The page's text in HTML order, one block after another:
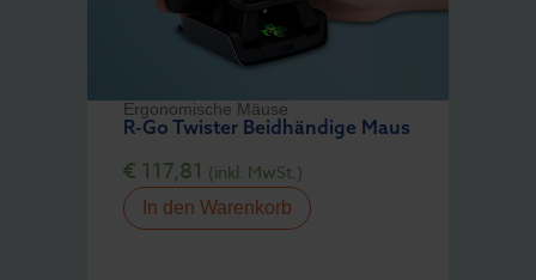
Ergonomische Mäuse
R-Go Twister Beidhändige Maus
€ 117,81 (inkl. MwSt.)
In den Warenkorb